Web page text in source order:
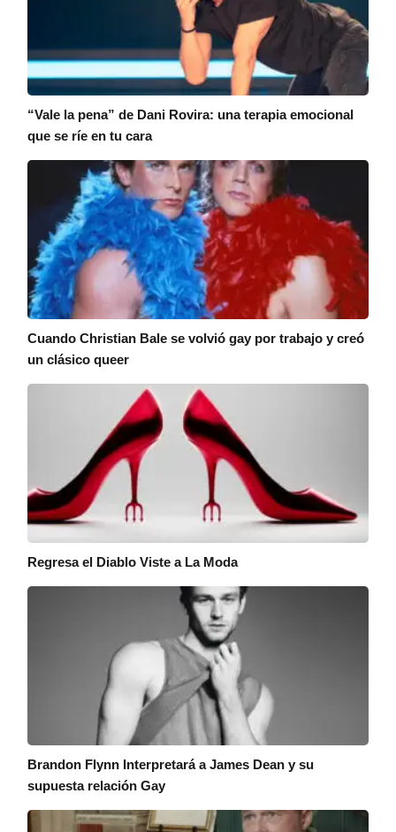
“Vale la pena” de Dani Rovira: una terapia emocional
que se ríe en tu cara
Cuando Christian Bale se volvió gay por trabajo y creó
un clásico queer
Regresa el Diablo Viste a La Moda
Brandon Flynn Interpretará a James Dean y su
supuesta relación Gay